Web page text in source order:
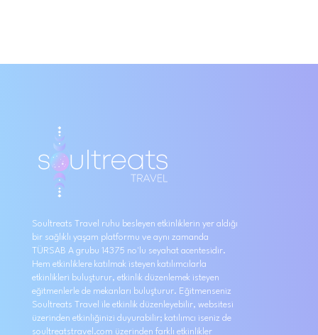
Soultreats Travel ruhu besleyen etkinliklerin yer aldığı
bir sağlıklı yaşam platformu ve aynı zamanda
TÜRSAB A grubu 14375 no'lu seyahat acentesidir.
Hem etkinliklere katılmak isteyen katılımcılarla
etkinlikleri buluşturur, etkinlik düzenlemek isteyen
eğitmenlerle de mekanları buluşturur. Eğitmenseniz
Soultreats Travel ile etkinlik düzenleyebilir, websitesi
üzerinden etkinliğinizi duyurabilir; katılımcı iseniz de
soultreatstravel.com üzerinden farklı etkinlikler